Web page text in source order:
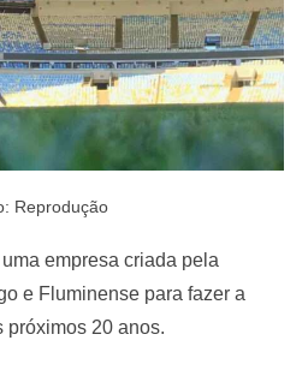
Reprodução
empresa criada pela
e Fluminense para fazer a
próximos 20 anos.